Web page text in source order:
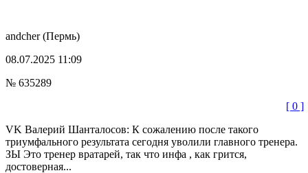
andcher(Пермь)
08.07.2025 11:09
№ 635289
[ 0 ]
VK Валерий Шанталосов: К сожалению после такого
триумфального результата сегодня уволили главного тренера.
ЗЫ Это тренер вратарей, так что инфа , как грится,
достоверная...